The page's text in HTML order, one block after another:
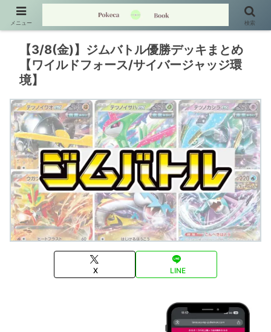
【3/8(金)】ジムバトル優勝デッキまとめ
【ワイルドフォース/サイバージャッジ環
境】
X LINE
メニュー 検索